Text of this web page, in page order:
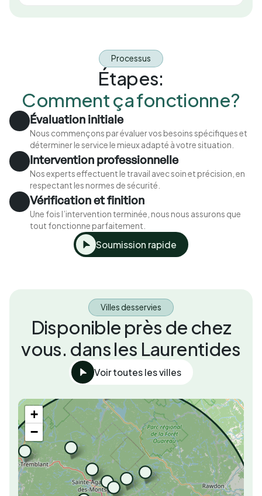
Processus
Étapes:
Comment ça fonctionne?
Évaluation initiale
Nous commençons par évaluer vos besoins spécifiques et
déterminer le service le mieux adapté à votre situation.
Intervention professionnelle
Nos experts effectuent le travail avec soin et précision, en
respectant les normes de sécurité.
Vérification et finition
Une fois l’intervention terminée, nous nous assurons que
tout fonctionne parfaitement.
Soumission rapide
Villes desservies
Disponible près de chez
vous. dans les Laurentides
Voir toutes les villes
+
−